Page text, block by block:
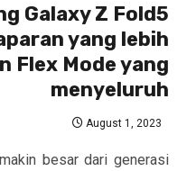
Galaxy Z Fold5
yang lebih
Flex Mode yang
menyeluruh
August 1, 2023
besar dari generasi